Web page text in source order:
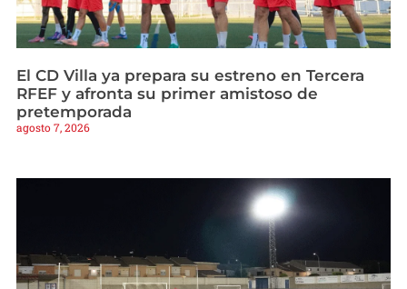
El CD Villa ya prepara su estreno en Tercera
RFEF y afronta su primer amistoso de
pretemporada
agosto 7, 2026